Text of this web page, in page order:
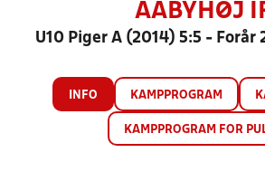
AABYHØJ
U10 Piger A (2014) 5:5 - Forår
INFO KAMPPROGRAM
KAMPPROGRAM FOR